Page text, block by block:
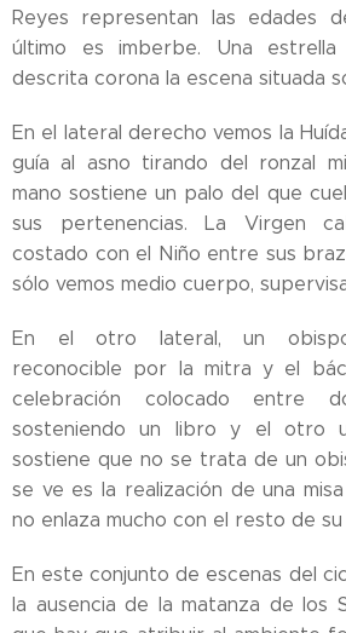
Reyes representan las edades
último es imberbe. Una
descrita corona la escena situada
En el lateral derecho vemos la
guía al asno tirando del ronzal
mano sostiene un palo del que
sus pertenencias. La Virgen
costado con el Niño entre sus
sólo vemos medio cuerpo,
En el otro lateral, un obispo
reconocible por la mitra y el
celebración colocado entre
sosteniendo un libro y el otro
sostiene que no se trata de un
se ve es la realización de una
no enlaza mucho con el resto de
En este conjunto de escenas del
la ausencia de la matanza de los